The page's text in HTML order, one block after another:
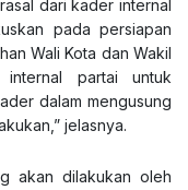
dari kader internal
pada persiapan
Wali Kota dan Wakil
internal partai untuk
dalam mengusung
jelasnya.
akan dilakukan oleh